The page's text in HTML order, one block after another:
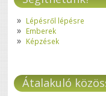
Lépésről lépésre
Emberek
Képzések
Átalakuló